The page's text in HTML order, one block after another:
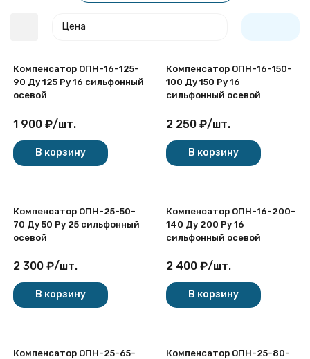
Цена
Компенсатор ОПН-16-125-
90 Ду 125 Ру 16 сильфонный
осевой
1 900 ₽/шт.
В корзину
Компенсатор ОПН-16-150-
100 Ду 150 Ру 16
сильфонный осевой
2 250 ₽/шт.
В корзину
Компенсатор ОПН-25-50-
70 Ду 50 Ру 25 сильфонный
осевой
2 300 ₽/шт.
В корзину
Компенсатор ОПН-16-200-
140 Ду 200 Ру 16
сильфонный осевой
2 400 ₽/шт.
В корзину
Компенсатор ОПН-25-65-
Компенсатор ОПН-25-80-